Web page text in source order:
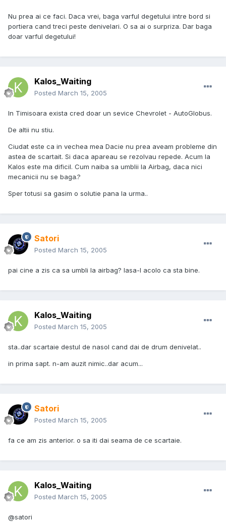
Nu prea ai ce faci. Daca vrei, baga varful degetului intre bord si
portiera cand treci peste denivelari. O sa ai o surpriza. Dar baga
doar varful degetului!
Kalos_Waiting
Posted March 15, 2005
In Timisoara exista cred doar un sevice Chevrolet - AutoGlobus.
De altii nu stiu.
Ciudat este ca in vechea mea Dacie nu prea aveam probleme din
astea de scartait. Si daca apareau se rezolvau repede. Acum la
Kalos este ma dificil. Cum naiba sa umblii la Airbag, daca nici
mecanicii nu se baga.?
Sper totusi sa gasim o solutie pana la urma..
Satori
Posted March 15, 2005
pai cine a zis ca sa umbli la airbag? lasa-l acolo ca sta bine.
Kalos_Waiting
Posted March 15, 2005
sta..dar scartaie destul de nasol cand dai de drum denivelat..
in prima sapt. n-am auzit nimic..dar acum...
Satori
Posted March 15, 2005
fa ce am zis anterior. o sa iti dai seama de ce scartaie.
Kalos_Waiting
Posted March 15, 2005
@satori